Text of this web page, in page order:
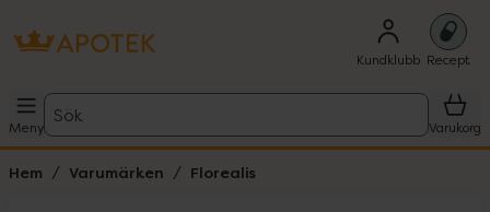
Kundklubb Recept
Meny
Sök
Varukorg
Hem Varumärken Florealis